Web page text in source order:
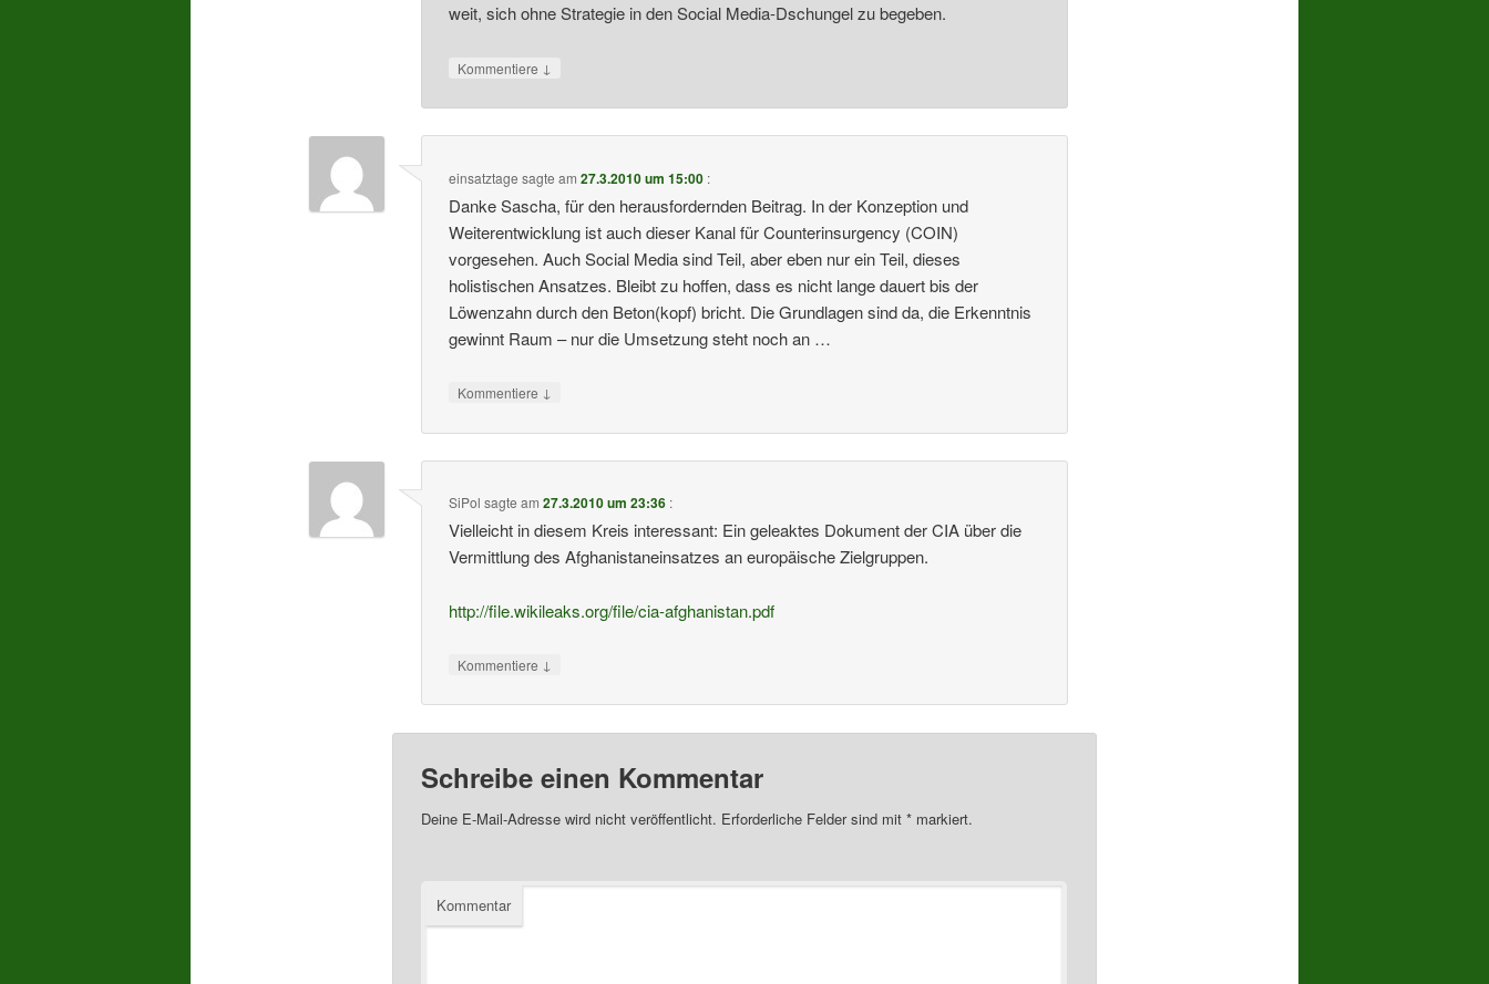
weit, sich ohne Strategie in den Social Media-Dschungel zu begeben.
Kommentiere ↓
einsatztage sagte am27.3.2010 um 15:00 :
Danke Sascha, für den herausfordernden Beitrag. In der Konzeption und
Weiterentwicklung ist auch dieser Kanal für Counterinsurgency (COIN)
vorgesehen. Auch Social Media sind Teil, aber eben nur ein Teil, dieses
holistischen Ansatzes. Bleibt zu hoffen, dass es nicht lange dauert bis der
Löwenzahn durch den Beton(kopf) bricht. Die Grundlagen sind da, die Erkenntnis
gewinnt Raum – nur die Umsetzung steht noch an …
Kommentiere ↓
SiPol sagte am27.3.2010 um 23:36 :
Vielleicht in diesem Kreis interessant: Ein geleaktes Dokument der CIA über die
Vermittlung des Afghanistaneinsatzes an europäische Zielgruppen.
http://file.wikileaks.org/file/cia-afghanistan.pdf
Kommentiere ↓
Schreibe einen Kommentar
Deine E-Mail-Adresse wird nicht veröffentlicht. Erforderliche Felder sind mit *markiert.
Kommentar